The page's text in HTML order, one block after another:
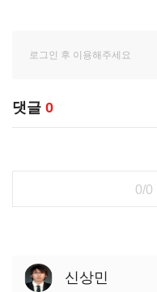
댓글 0
0/0
신상민